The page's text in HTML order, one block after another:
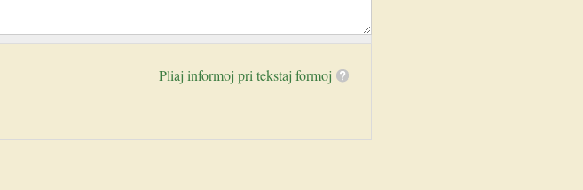
Pliaj informoj pri tekstaj formoj